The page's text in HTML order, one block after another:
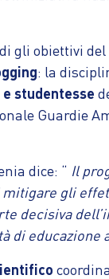
gli obiettivi
: la
studentesse
Guardie
dice: “ Il
gli
decisiva
di